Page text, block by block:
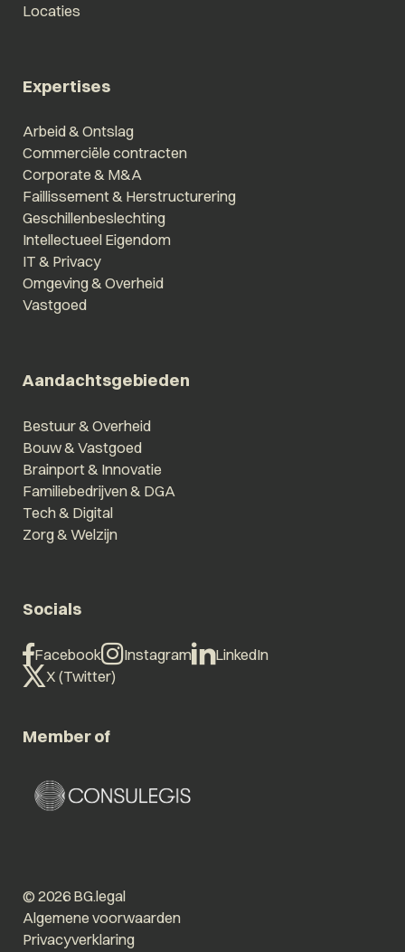
Locaties
Expertises
Arbeid & Ontslag
Commerciële contracten
Corporate & M&A
Faillissement & Herstructurering
Geschillenbeslechting
Intellectueel Eigendom
IT & Privacy
Omgeving & Overheid
Vastgoed
Aandachtsgebieden
Bestuur & Overheid
Bouw & Vastgoed
Brainport & Innovatie
Familiebedrijven & DGA
Tech & Digital
Zorg & Welzijn
Socials
Facebook Instagram
LinkedIn
X (Twitter)
Member of
© 2026 BG.legal
Algemene voorwaarden
Privacyverklaring